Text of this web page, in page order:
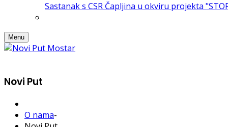
Sastanak s CSR Čapljina u okviru projekta
Menu
Novi Put
O nama-